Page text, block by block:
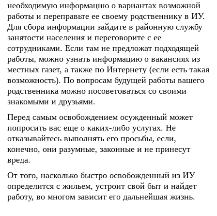
необходимую информацию о вариантах возможной
работы и переправьте ее своему родственнику в ИУ.
Для сбора информации зайдите в районную службу
занятости населения и переговорите с ее
сотрудниками. Если там не предложат подходящей
работы, можно узнать информацию о вакансиях из
местных газет, а также по Интернету (если есть такая
возможность). По вопросам будущей работы вашего
родственника можно посоветоваться со своими
знакомыми и друзьями.
Перед самым освобождением осужденный может
попросить вас еще о каких-либо услугах. Не
отказывайтесь выполнять его просьбы, если,
конечно, они разумные, законные и не принесут
вреда.
От того, насколько быстро освобожденный из ИУ
определится с жильем, устроит свой быт и найдет
работу, во многом зависит его дальнейшая жизнь.